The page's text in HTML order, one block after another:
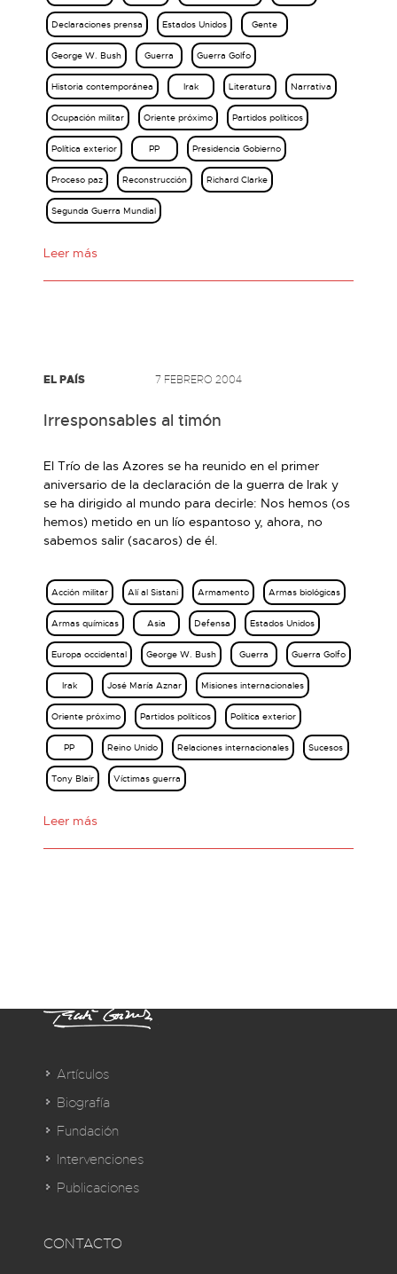
Declaraciones prensa Estados Unidos Gente
George W. Bush Guerra Guerra Golfo
Historia contemporánea Irak Literatura Narrativa
Ocupación militar Oriente próximo Partidos políticos
Política exterior PP Presidencia Gobierno
Proceso paz Reconstrucción Richard Clarke
Segunda Guerra Mundial
Leer más
EL PAÍS 7 FEBRERO 2004
Irresponsables al timón
El Trío de las Azores se ha reunido en el primer
aniversario de la declaración de la guerra de Irak y
se ha dirigido al mundo para decirle: Nos hemos (os
hemos) metido en un lío espantoso y, ahora, no
sabemos salir (sacaros) de él.
Acción militar Alí al Sistani Armamento Armas biológicas
Armas químicas Asia Defensa Estados Unidos
Europa occidental George W. Bush Guerra Guerra Golfo
Irak José María Aznar Misiones internacionales
Oriente próximo Partidos políticos Política exterior
PP Reino Unido Relaciones internacionales Sucesos
Tony Blair Víctimas guerra
Leer más
Artículos
Biografía
Fundación
Intervenciones
Publicaciones
CONTACTO